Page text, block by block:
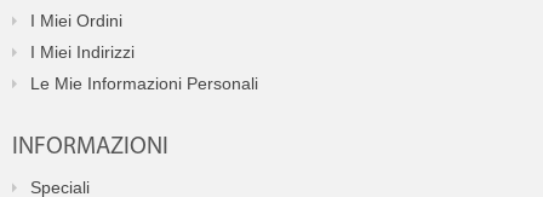
I Miei Ordini
I Miei Indirizzi
Le Mie Informazioni Personali
INFORMAZIONI
Speciali